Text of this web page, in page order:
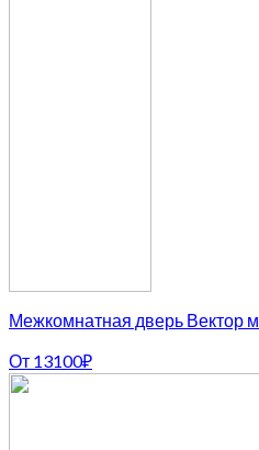
Межкомнатная дверь Вектор
От 13100₽